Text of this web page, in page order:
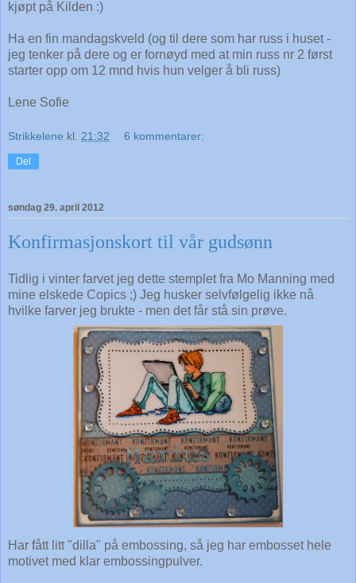
kjøpt på Kilden :)
Ha en fin mandagskveld (og til dere som har russ i huset -
jeg tenker på dere og er fornøyd med at min russ nr 2 først
starter opp om 12 mnd hvis hun velger å bli russ)
Lene Sofie
Strikkelene kl. 21:32 6 kommentarer:
Del
søndag 29. april 2012
Konfirmasjonskort til vår gudsønn
Tidlig i vinter farvet jeg dette stemplet fra Mo Manning med
mine elskede Copics ;) Jeg husker selvfølgelig ikke nå
hvilke farver jeg brukte - men det får stå sin prøve.
Har fått litt "dilla" på embossing, så jeg har embosset hele
motivet med klar embossingpulver.